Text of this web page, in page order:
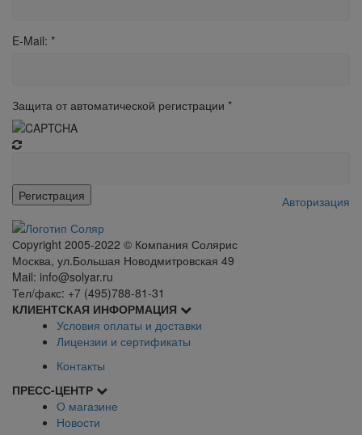
E-Mail: *
Защита от автоматической регистрации *
Авторизация
Сopyright 2005-2022 © Компания Солярис
Москва, ул.Большая Новодмитровская 49
Mail: info@solyar.ru
Тел/факс: +7 (495)788-81-31
КЛИЕНТСКАЯ ИНФОРМАЦИЯ
Условия оплаты и доставки
Лицензии и сертификаты
Контакты
ПРЕСС-ЦЕНТР
О магазине
Новости